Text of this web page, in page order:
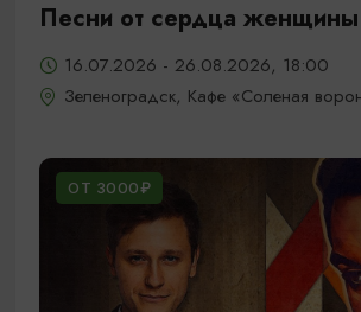
Песни от сердца женщины
16.07.2026 - 26.08.2026, 18:00
Зеленоградск, Кафе «Соленая
ОТ 3000₽